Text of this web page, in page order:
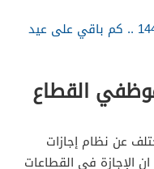
موعد عيد الفطر 2021 / 1442 .. كم باقي على عيد
عيد الفطر 1442 لموظفي القطاع
عن نظام إجازات
الإجازة في القطاعات